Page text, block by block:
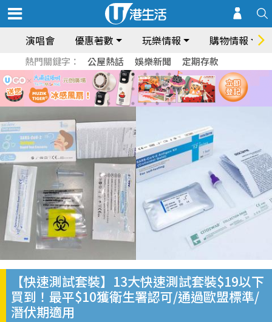
演唱會 優惠著數 玩樂情報 購物情報
熱門關鍵字： 公屋熱話 娛樂新聞 定期存款
【快速測試套裝】13大快速測試套裝$19以下
買到！最平$10獲衛生署認可/通過歐盟標準/
潛伏期適用